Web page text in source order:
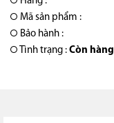
Mã sản phẩm :
Bảo hành :
Tình trạng : Còn hàng